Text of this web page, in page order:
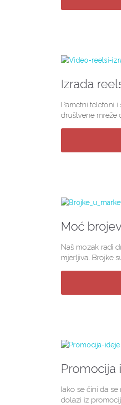
Izrada
Pametni telefoni
društvene mreže
Moć
Naš mozak radi
mjerljiva. Brojke
Promocija
Iako se čini da
dolazi iz